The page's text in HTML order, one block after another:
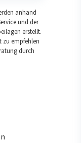
anhand
und der
erstellt.
zu empfehlen
durch